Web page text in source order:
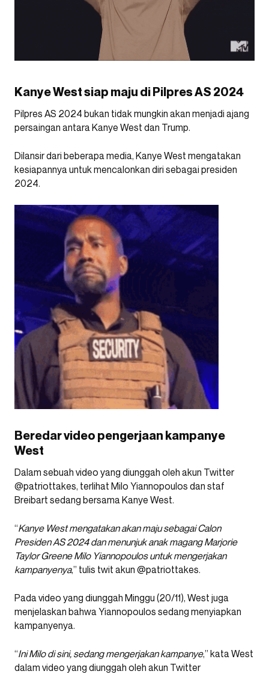
Kanye West siap maju di Pilpres AS 2024
Pilpres AS 2024 bukan tidak mungkin akan menjadi ajang
persaingan antara Kanye West dan Trump.
Dilansir dari beberapa media, Kanye West mengatakan
kesiapannya untuk mencalonkan diri sebagai presiden
2024.
Beredar video pengerjaan kampanye
West
Dalam sebuah video yang diunggah oleh akun Twitter
@patriottakes, terlihat Milo Yiannopoulos dan staf
Breibart sedang bersama Kanye West.
“Kanye West mengatakan akan maju sebagai Calon
Presiden AS 2024 dan menunjuk anak magang Marjorie
Taylor Greene Milo Yiannopoulos untuk mengerjakan
kampanyenya,” tulis twit akun @patriottakes.
Pada video yang diunggah Minggu (20/11), West juga
menjelaskan bahwa Yiannopoulos sedang menyiapkan
kampanyenya.
“Ini Milo di sini, sedang mengerjakan kampanye,” kata West
dalam video yang diunggah oleh akun Twitter